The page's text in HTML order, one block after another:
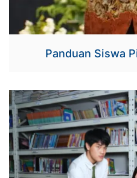
Panduan Siswa